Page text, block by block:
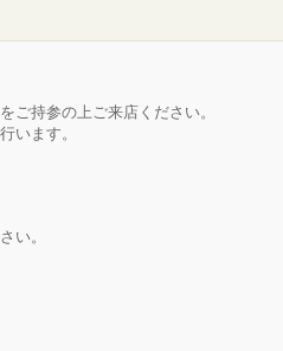
ご持参の上ご来店ください。
います。
い。